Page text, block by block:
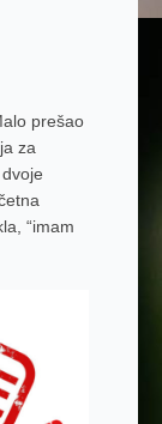
prešao
za
“imam